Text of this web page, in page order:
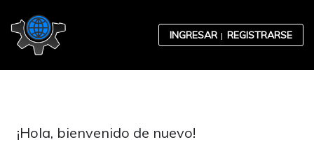
INGRESAR REGISTRARSE
¡Hola, bienvenido de nuevo!